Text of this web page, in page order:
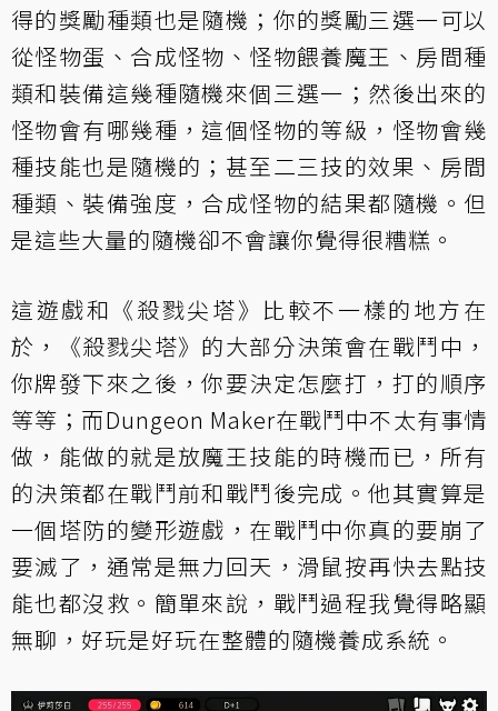
得的獎勵種類也是隨機；你的獎勵三選一可以
從怪物蛋、合成怪物、怪物餵養魔王、房間種
類和裝備這幾種隨機來個三選一；然後出來的
怪物會有哪幾種，這個怪物的等級，怪物會幾
種技能也是隨機的；甚至二三技的效果、房間
種類、裝備強度，合成怪物的結果都隨機。但
是這些大量的隨機卻不會讓你覺得很糟糕。
這遊戲和《殺戮尖塔》比較不一樣的地方在
於，《殺戮尖塔》的大部分決策會在戰鬥中，
你牌發下來之後，你要決定怎麼打，打的順序
等等；而Dungeon Maker在戰鬥中不太有事情
做，能做的就是放魔王技能的時機而已，所有
的決策都在戰鬥前和戰鬥後完成。他其實算是
一個塔防的變形遊戲，在戰鬥中你真的要崩了
要滅了，通常是無力回天，滑鼠按再快去點技
能也都沒救。簡單來說，戰鬥過程我覺得略顯
無聊，好玩是好玩在整體的隨機養成系統。